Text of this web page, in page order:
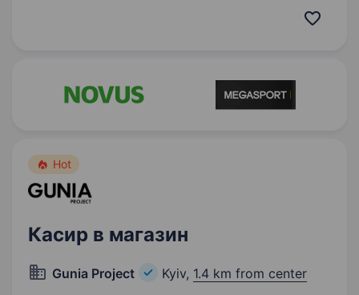
Ми транслюємо сучасні цінності, надихаємо
Hot
Касир в магазин
Gunia Project Kyiv, 1.4 km from center